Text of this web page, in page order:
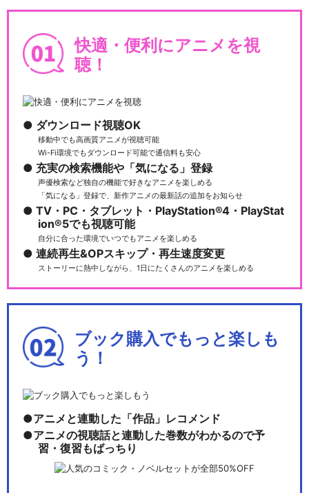
快適・便利にアニメを視
聴！
ダウンロード視聴OK
移動中でも高画質アニメが視聴可能
Wi-Fi環境でもダウンロード可能で通信料も安心
充実の検索機能や「気になる」登録
声優検索など独自の機能で好きなアニメを楽しめる
「気になる」登録で、新作アニメの最新話の追加をお知らせ
TV・PC・タブレット・PlayStation®4・PlayStat
ion®5でも視聴可能
自分に合った環境でいつでもアニメを楽しめる
連続再生&OPスキップ・再生速度変更
ストーリーに熱中しながら、1日にたくさんのアニメを楽しめる
ブック購入でもっと楽しも
う！
アニメと連動した「作品」レコメンド
アニメの視聴話と連動した巻数がわかるので予
習・復習もばっちり